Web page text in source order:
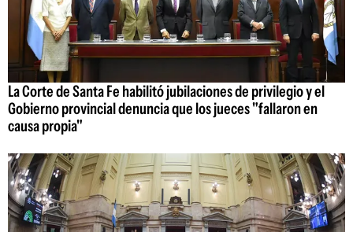
La Corte de Santa Fe habilitó jubilaciones de privilegio y el
Gobierno provincial denuncia que los jueces "fallaron en
causa propia"